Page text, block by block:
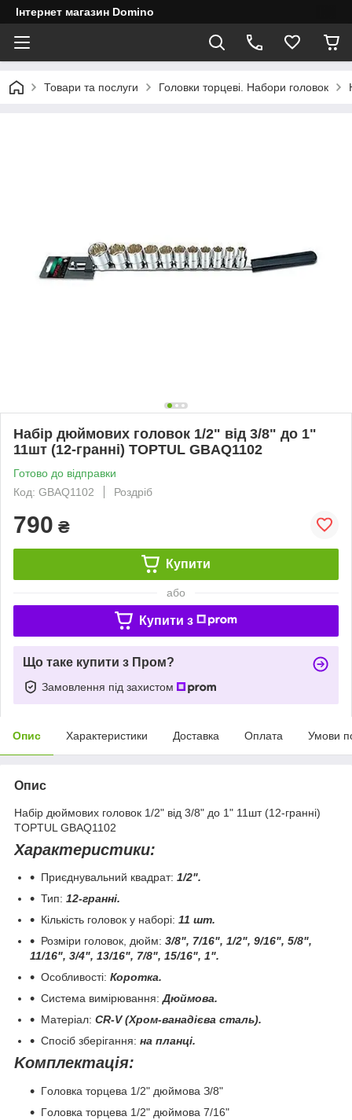
Інтернет магазин Domino
Товари та послуги Головки торцеві. Набори головок
Набір дюймових головок 1/2" від 3/8" до 1"
11шт (12-гранні) TOPTUL GBAQ1102
Готово до відправки
Код: GBAQ1102
Роздріб
790 ₴
Купити
або
Купити з
Що таке купити з Пром?
Замовлення під захистом
Опис Характеристики Доставка Оплата Умови
Опис
Набір дюймових головок 1/2" від 3/8" до 1" 11шт (12-гранні)
TOPTUL GBAQ1102
Характеристики:
Приєднувальний квадрат: 1/2".
Тип: 12-гранні.
Кількість головок у наборі: 11 шт.
Розміри головок, дюйм: 3/8", 7/16", 1/2", 9/16", 5/8",
11/16", 3/4", 13/16", 7/8", 15/16", 1".
Особливості: Коротка.
Система вимірювання:Дюймова.
Матеріал: CR-V(Хром-ванадієва сталь).
Спосіб зберігання: на планці.
Koмплeктaція:
Гoлoвкa тopцeвa 1/2" дюймoвa З/8"
Гoлoвкa тopцeвa 1/2" дюймoвa 7/16"